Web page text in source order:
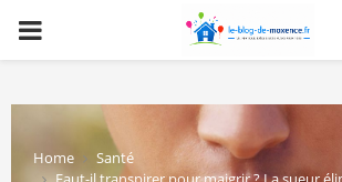
PRIMARY
Home
Santé